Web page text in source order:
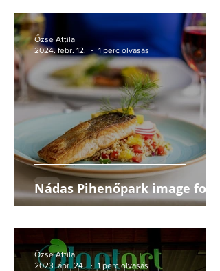
Nádas Pihenőpark image fotók
Őzse Attila
2024. febr. 12.
1 perc olvasás
Őzse Attila
2023. ápr. 24.
1 perc olvasás